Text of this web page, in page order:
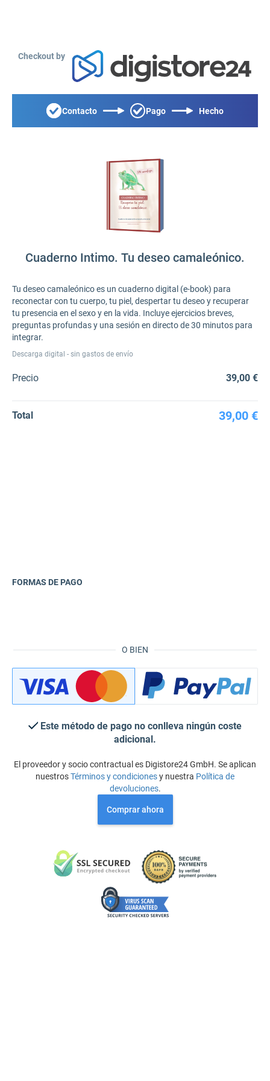
Checkout by
Contacto Pago Hecho
Cuaderno Intimo. Tu deseo camaleónico.
Tu deseo camaleónico es un cuaderno digital (e-book) para
reconectar con tu cuerpo, tu piel, despertar tu deseo y recuperar
tu presencia en el sexo y en la vida. Incluye ejercicios breves,
preguntas profundas y una sesión en directo de 30 minutos para
integrar.
Descarga digital - sin gastos de envío
Precio 39,00 €
Total 39,00 €
O BIEN
FORMAS DE PAGO
Este método de pago no conlleva ningún coste
adicional.
El proveedor y socio contractual es Digistore24 GmbH. Se aplican
nuestrosTérminos y condicionesy nuestra Política de
devoluciones.
Comprar ahora